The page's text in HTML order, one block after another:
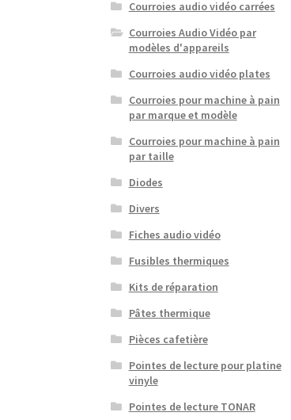
Courroies audio vidéo carrées
Courroies Audio Vidéo par
modèles d'appareils
Courroies audio vidéo plates
Courroies pour machine à pain
par marque et modèle
Courroies pour machine à pain
par taille
Diodes
Divers
Fiches audio vidéo
Fusibles thermiques
Kits de réparation
Pâtes thermique
Pièces cafetière
Pointes de lecture pour platine
vinyle
Pointes de lecture TONAR